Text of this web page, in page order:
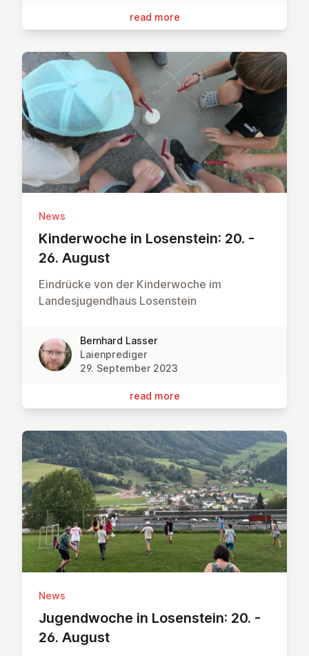
read more
News
Kinder­woche in Lo­sen­stein: 20. -
26. August
Eindrücke von der Kinderwoche im
Landesjugendhaus Losenstein
Bernhard Lasser
Laienprediger
29. September 2023
read more
News
Ju­gend­woche in Lo­sen­stein: 20. -
26. August